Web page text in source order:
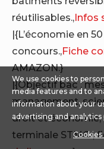
réutilisables.,Infos
|{L’économie en
concours.,Fiche
AMAZON.}
|{Objectif bac :
management,
droit et économie,
terminale STMG ;
We use cookies to
media features and to
information about your
advertising and